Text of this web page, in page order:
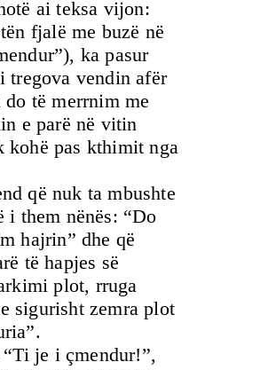
ai teksa vijon:
fjalë me buzë në
ka pasur
tregova vendin afër
të merrnim me
e parë në vitin
kohë pas kthimit nga
që nuk ta mbushte
i them nënës: “Do
hajrin” dhe që
të hapjes së
plot, rruga
sigurisht zemra plot
je i çmendur!”,